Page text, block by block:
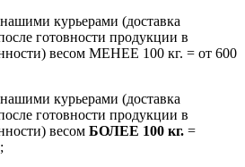
курьерами (доставка
готовности продукции в
весом МЕНЕЕ 100 кг. = от 600
курьерами (доставка
готовности продукции в
весом БОЛЕЕ 100 кг. =